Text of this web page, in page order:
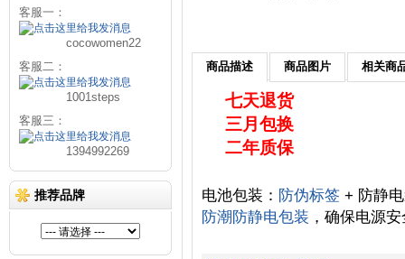
客服一：
cocowomen22
客服二：
1001steps
客服三：
1394992269
推荐品牌
商品描述 商品图片 相关商
七天退货
三月包换
二年质保
电池包装： 防伪标签 + 防静
防潮防静电包装 ，确保电源